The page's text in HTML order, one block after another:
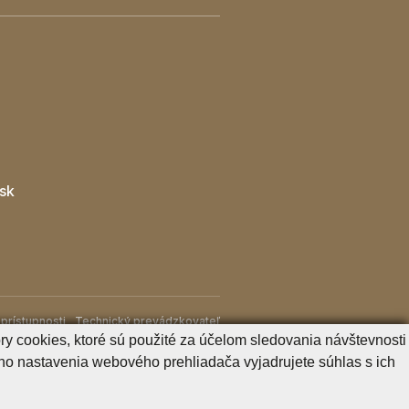
Technický prevádzkovateľ
GenerujeCMS BUXUS
cookies, ktoré sú použité za účelom sledovania návštevnosti
nastavenia webového prehliadača vyjadrujete súhlas s ich